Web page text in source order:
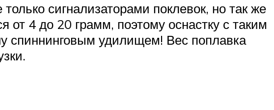
сигнализаторами поклевок, но так же
от 4 до 20 грамм, поэтому оснастку с таким
спиннинговым удилищем! Вес поплавка